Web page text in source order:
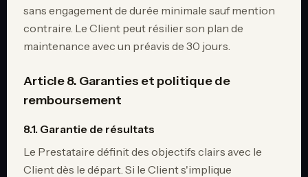
sans engagement de durée minimale sauf mention
contraire. Le Client peut résilier son plan de
maintenance avec un préavis de 30 jours.
Article 8. Garanties et politique de
remboursement
8.1. Garantie de résultats
Le Prestataire définit des objectifs clairs avec le
Client dès le départ. Si le Client s'implique